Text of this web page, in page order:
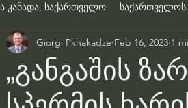
კანადა, საქართველო საქართველოს
„განგაშის
Giorgi Pkhakadze Feb 16, 2023 1